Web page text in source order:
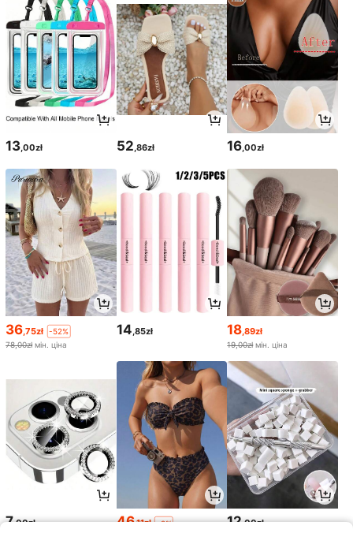
13,00zł 52,86zł 16,00zł
36 ,75zł
-52%
78,00zł мін. ціна
14 ,85zł 18 ,89zł
19,00zł мін. ціна
7,00zł 46,11zł -2%
12,00zł